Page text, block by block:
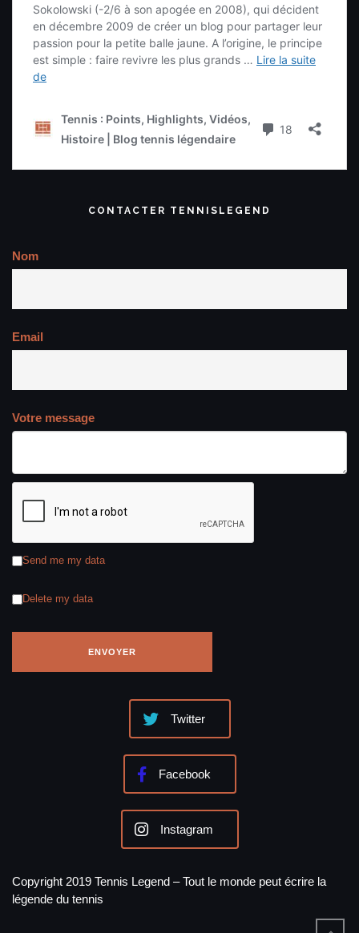
CONTACTER TENNISLEGEND
Nom
Email
Votre message
Send me my data
Delete my data
Twitter
Facebook
Instagram
Copyright 2019 Tennis Legend – Tout le monde peut écrire la
légende du tennis